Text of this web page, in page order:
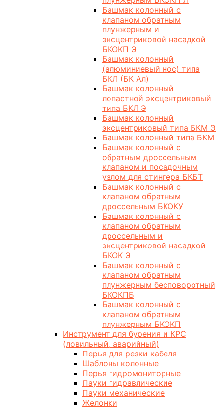
Башмак колонный с
клапаном обратным
плунжерным и
эксцентриковой насадкой
БКОКП Э
Башмак колонный
(алюминиевый нос) типа
БКЛ (БК Ал)
Башмак колонный
лопастной эксцентриковый
типа БКЛ Э
Башмак колонный
эксцентриковый типа БКМ Э
Башмак колонный типа БКМ
Башмак колонный с
обратным дроссельным
клапаном и посадочным
узлом для стингера БКБТ
Башмак колонный с
клапаном обратным
дроссельным БКОКУ
Башмак колонный с
клапаном обратным
дроссельным и
эксцентриковой насадкой
БКОК Э
Башмак колонный с
клапаном обратным
плунжерным бесповоротный
БКОКПБ
Башмак колонный с
клапаном обратным
плунжерным БКОКП
Инструмент для бурения и КРС
(ловильный, аварийный)
Перья для резки кабеля
Шаблоны колонные
Перья гидромониторные
Пауки гидравлические
Пауки механические
Желонки